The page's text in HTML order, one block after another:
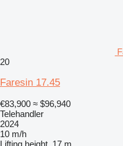
20
Faresin 17.45
€83,900 ≈ $96,940
Telehandler
2024
10 m/h